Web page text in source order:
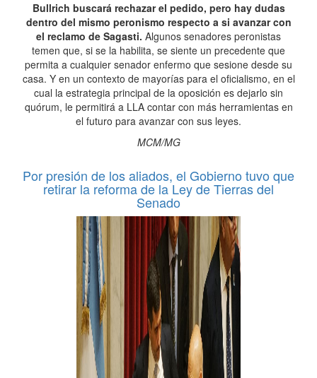
Bullrich buscará rechazar el pedido, pero hay dudas
dentro del mismo peronismo respecto a si avanzar con
el reclamo de Sagasti. Algunos senadores peronistas
temen que, si se la habilita, se siente un precedente que
permita a cualquier senador enfermo que sesione desde su
casa. Y en un contexto de mayorías para el oficialismo, en el
cual la estrategia principal de la oposición es dejarlo sin
quórum, le permitirá a LLA contar con más herramientas en
el futuro para avanzar con sus leyes.
MCM/MG
Por presión de los aliados, el Gobierno tuvo que
retirar la reforma de la Ley de Tierras del
Senado